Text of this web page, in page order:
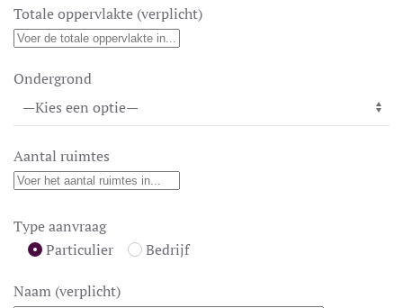
Totale oppervlakte (verplicht)
Ondergrond
Aantal ruimtes
Type aanvraag
Particulier
Bedrijf
Naam (verplicht)